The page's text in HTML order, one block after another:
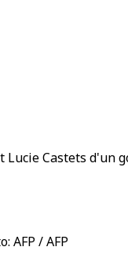
Castets d'un
AFP / AFP